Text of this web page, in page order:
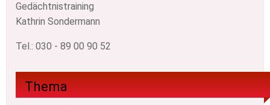
Gedächtnistraining
Kathrin Sondermann
Tel.: 030 - 89 00 90 52
Thema